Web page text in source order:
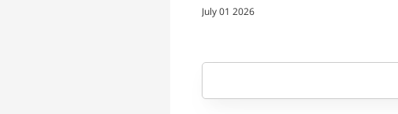
Soliditas dan Pembinaan
July 01 2026